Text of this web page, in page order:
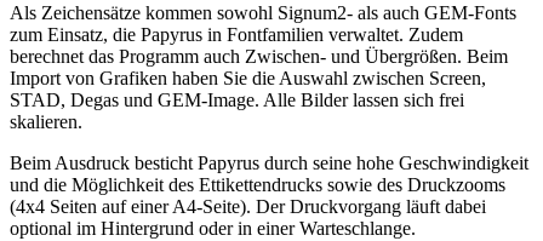
Als Zeichensätze kommen sowohl Signum2- als auch GEM-Fonts
zum Einsatz, die Papyrus in Fontfamilien verwaltet. Zudem
berechnet das Programm auch Zwischen- und Übergrößen. Beim
Import von Grafiken haben Sie die Auswahl zwischen Screen,
STAD, Degas und GEM-Image. Alle Bilder lassen sich frei
skalieren.
Beim Ausdruck besticht Papyrus durch seine hohe Geschwindigkeit
und die Möglichkeit des Ettikettendrucks sowie des Druckzooms
(4x4 Seiten auf einer A4-Seite). Der Druckvorgang läuft dabei
optional im Hintergrund oder in einer Warteschlange.